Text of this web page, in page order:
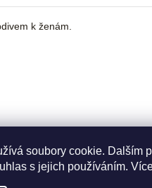
soubory cookie. Dalším
s jejich používáním.
k ženám.